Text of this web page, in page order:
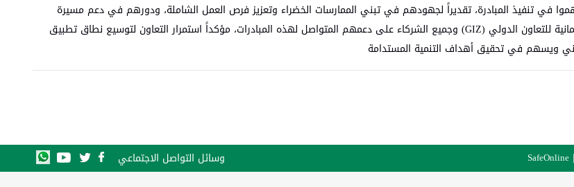
في تنفيذ المبادرة، تقديراً لجهودهم في تبني الممارسات الخضراء وتعزيز فرص العمل الشاملة، ودورهم في دعم مسيرة
التنمية المستدامة في المملكة. معرباً عن تقديره للحكومة الألمانية والوكالة الألمانية للتعاون الدولي (GIZ) وجميع الشركاء على دعمهم المتواصل لهذه المبادرات، مؤكداً استمرار التعاون لتوسيع نطاق تطبيق
ويسهم في تحقيق أهداف التنمية المستدامة
SafeOnline وسائل التواصل الاجتماعي